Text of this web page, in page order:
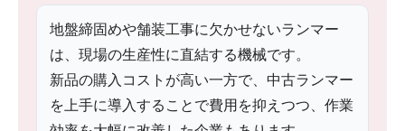
地盤締固めや舗装工事に欠かせないランマー
は、現場の生産性に直結する機械です。
新品の購入コストが高い一方で、中古ランマー
を上手に導入することで費用を抑えつつ、作業